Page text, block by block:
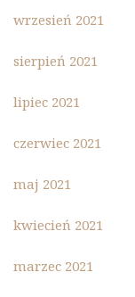
wrzesień 2021
sierpień 2021
lipiec 2021
czerwiec 2021
maj 2021
kwiecień 2021
marzec 2021